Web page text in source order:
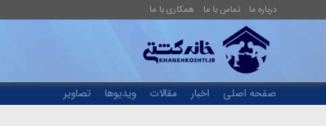
درباره ما تماس با ما همکاری با ما
صفحه اصلی اخبار مقالات ویدیوها تصاویر